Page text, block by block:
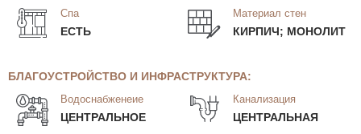
Спа
ЕСТЬ
Материал стен
КИРПИЧ; МОНОЛИТ
БЛАГОУСТРОЙСТВО И ИНФРАСТРУКТУРА:
Водоснабженеие
ЦЕНТРАЛЬНОЕ
Канализация
ЦЕНТРАЛЬНАЯ